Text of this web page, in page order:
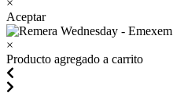
×
Aceptar
×
Producto agregado a carrito